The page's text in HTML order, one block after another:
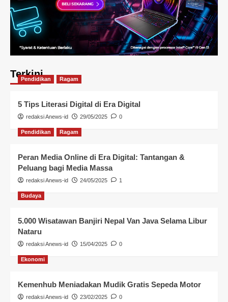
Terkini
Pendidikan Ragam
5 Tips Literasi Digital di Era Digital
redaksi Anews-id 29/05/2025 0
Pendidikan Ragam
Peran Media Online di Era Digital: Tantangan &
Peluang bagi Media Massa
redaksi Anews-id 24/05/2025 1
Budaya
5.000 Wisatawan Banjiri Nepal Van Java Selama Libur
Nataru
redaksi Anews-id 15/04/2025 0
Ekonomi
Kemenhub Meniadakan Mudik Gratis Sepeda Motor
redaksi Anews-id 23/02/2025 0